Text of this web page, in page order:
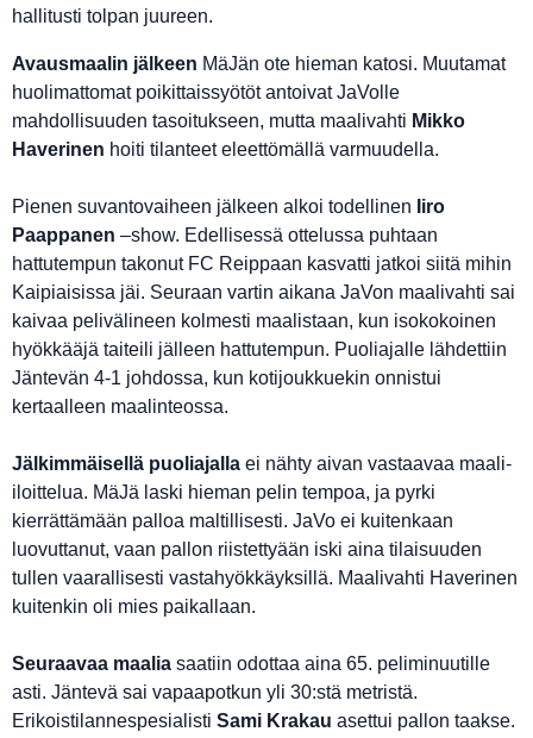
hallitusti tolpan juureen.
Avausmaalin jälkeen MäJän ote hieman katosi. Muutamat
huolimattomat poikittaissyötöt antoivat JaVolle
mahdollisuuden tasoitukseen, mutta maalivahti Mikko
Haverinen hoiti tilanteet eleettömällä varmuudella.
Pienen suvantovaiheen jälkeen alkoi todellinen Iiro
Paappanen –show. Edellisessä ottelussa puhtaan
hattutempun takonut FC Reippaan kasvatti jatkoi siitä mihin
Kaipiaisissa jäi. Seuraan vartin aikana JaVon maalivahti sai
kaivaa pelivälineen kolmesti maalistaan, kun isokokoinen
hyökkääjä taiteili jälleen hattutempun. Puoliajalle lähdettiin
Jäntevän 4-1 johdossa, kun kotijoukkuekin onnistui
kertaalleen maalinteossa.
Jälkimmäisellä puoliajalla ei nähty aivan vastaavaa maali-
iloittelua. MäJä laski hieman pelin tempoa, ja pyrki
kierrättämään palloa maltillisesti. JaVo ei kuitenkaan
luovuttanut, vaan pallon riistettyään iski aina tilaisuuden
tullen vaarallisesti vastahyökkäyksillä. Maalivahti Haverinen
kuitenkin oli mies paikallaan.
Seuraavaa maalia saatiin odottaa aina 65. peliminuutille
asti. Jäntevä sai vapaapotkun yli 30:stä metristä.
Erikoistilannespesialisti Sami Krakau asettui pallon taakse.